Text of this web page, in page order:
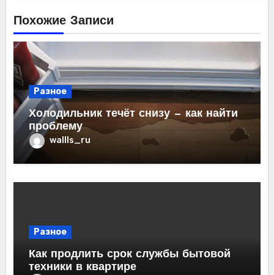
Похожие Записи
Разное
Холодильник течёт снизу — как найти
проблему
wallls_ru
Разное
Как продлить срок службы бытовой
техники в квартире